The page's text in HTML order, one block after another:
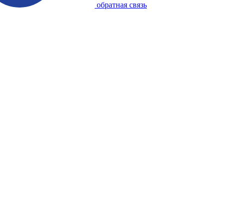
обратная связь